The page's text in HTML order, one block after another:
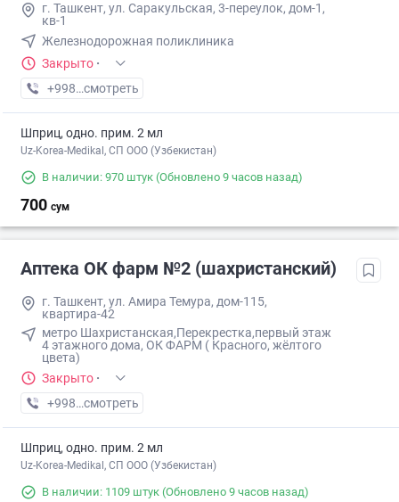
г. Ташкент, ул. Саракульская, 3-переулок, дом-1,
кв-1
Железнодорожная поликлиника
Закрыто ·
+998 (90) XXX-XX-XX
смотреть
Шприц, одно. прим. 2 мл
Uz-Korea-Medikal, СП ООО (Узбекистан)
В наличии: 970 штук (Обновлено 9 часов назад)
700 сум
Аптека ОК фарм №2 (шахристанский)
г. Ташкент, ул. Амира Темура, дом-115,
квартира-42
метро Шахристанская,Перекрестка,первый этаж
4 этажного дома, ОК ФАРМ ( Красного, жёлтого
цвета)
Закрыто ·
+998 (90) XXX-XX-XX
смотреть
Шприц, одно. прим. 2 мл
Uz-Korea-Medikal, СП ООО (Узбекистан)
В наличии: 1109 штук (Обновлено 9 часов назад)